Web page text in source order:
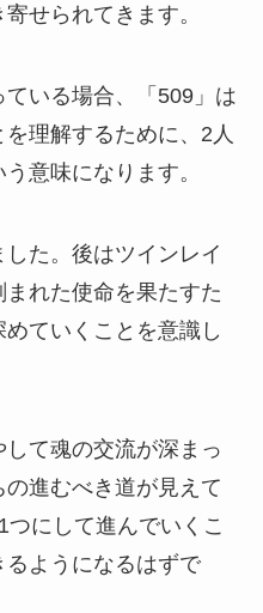
せられてきます。
いる場合、「509」は
を理解するために、2人
意味になります。
た。後はツインレイ
れた使命を果たすた
ていくことを意識し
て魂の交流が深まっ
進むべき道が見えて
つにして進んでいくこ
るようになるはずで